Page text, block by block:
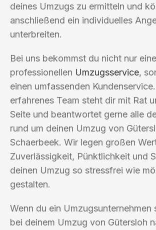
deines Umzugs zu ermitteln und
anschließend ein individuelles
unterbreiten.
Bei uns bekommst du nicht nur
professionellen Umzugsservice,
einen umfassenden
erfahrenes Team steht dir mit Rat
Seite und beantwortet gerne alle
rund um deinen Umzug von
Schaerbeek. Wir legen großen
Zuverlässigkeit, Pünktlichkeit und
deinen Umzug so stressfrei wie
gestalten.
Wenn du ein Umzugsunternehmen
bei deinem Umzug von Gütersloh